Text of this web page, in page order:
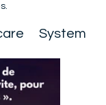
System